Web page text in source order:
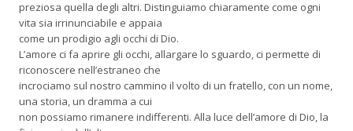
preziosa quella degli altri. Distinguiamo chiaramente come ogni
vita sia irrinunciabile e appaia
come un prodigio agli occhi di Dio.
L’amore ci fa aprire gli occhi, allargare lo sguardo, ci permette di
riconoscere nell’estraneo che
incrociamo sul nostro cammino il volto di un fratello, con un nome,
una storia, un dramma a cui
non possiamo rimanere indifferenti. Alla luce dell’amore di Dio, la